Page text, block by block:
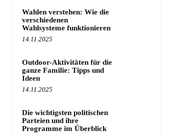
Wahlen verstehen: Wie die
verschiedenen
Wahlsysteme funktionieren
14.11.2025
Outdoor-Aktivitäten für die
ganze Familie: Tipps und
Ideen
14.11.2025
Die wichtigsten politischen
Parteien und ihre
Programme im Überblick